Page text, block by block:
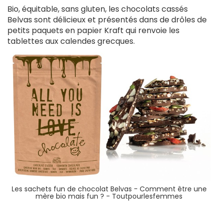
Bio, équitable, sans gluten, les chocolats cassés
Belvas sont délicieux et présentés dans de drôles de
petits paquets en papier Kraft qui renvoie les
tablettes aux calendes grecques.
Les sachets fun de chocolat Belvas - Comment être une
mère bio mais fun ? - Toutpourlesfemmes